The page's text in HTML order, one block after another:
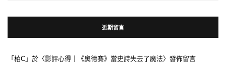
近期留言
「柏C 」於〈影評心得｜《奧德賽》當史詩失去了魔法〉發佈留言